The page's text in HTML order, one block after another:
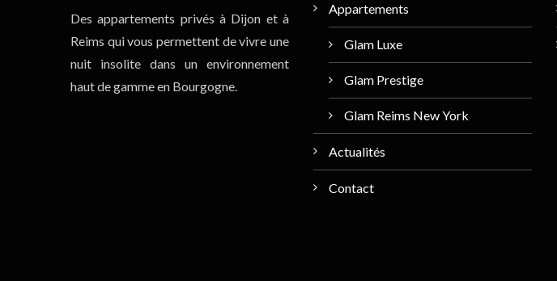
Des appartements privés à Dijon et à
Reims qui vous permettent de vivre une
nuit insolite dans un environnement
haut de gamme en Bourgogne.
Appartements
Glam Luxe
Glam Prestige
Glam Reims New York
Actualités
Contact